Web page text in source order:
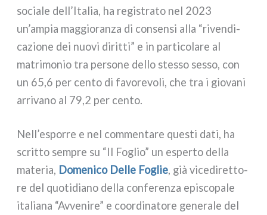
socia­le dell’Italia, ha regi­stra­to nel 2023
un’ampia mag­gio­ran­za di con­sen­si alla “riven­di­
ca­zio­ne dei nuo­vi dirit­ti” e in par­ti­co­la­re al
matri­mo­nio tra per­so­ne del­lo stes­so ses­so, con
un 65,6 per cen­to di favo­re­vo­li, che tra i gio­va­ni
arri­va­no al 79,2 per cen­to.
Nell’esporre e nel com­men­ta­re que­sti dati, ha
scrit­to sem­pre su “Il Foglio” un esper­to del­la
mate­ria, Domenico Delle Foglie, già vice­di­ret­to­
re del quo­ti­dia­no del­la con­fe­ren­za epi­sco­pa­le
ita­lia­na “Avvenire” e coor­di­na­to­re gene­ra­le del